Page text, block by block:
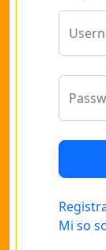
Mi so